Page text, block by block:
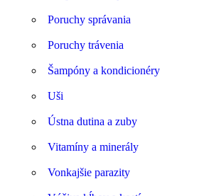
Poruchy správania
Poruchy trávenia
Šampóny a kondicionéry
Uši
Ústna dutina a zuby
Vitamíny a minerály
Vonkajšie parazity